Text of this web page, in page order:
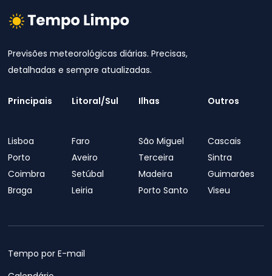
Previsões meteorológicas diárias. Precisas,
detalhadas e sempre atualizadas.
Principais
Lisboa
Porto
Coimbra
Braga
Litoral/Sul
Faro
Aveiro
Setúbal
Leiria
Ilhas
São Miguel
Terceira
Madeira
Porto Santo
Outros
Cascais
Sintra
Guimarães
Viseu
Tempo por E-mail